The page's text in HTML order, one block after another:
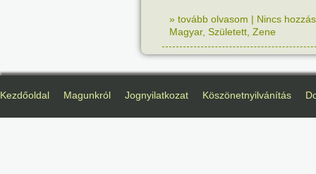
» tovább olvasom | Nincs
Magyar, Született Zene
Kezdőoldal Magunkról Jognyilatkozat Köszönetnyilvánítás